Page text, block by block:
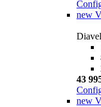
new
43
new